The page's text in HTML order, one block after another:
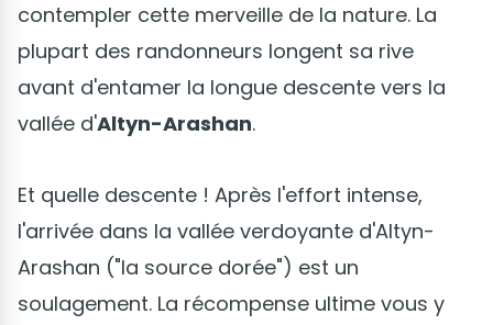
contempler cette merveille de la nature. La
plupart des randonneurs longent sa rive
avant d'entamer la longue descente vers la
vallée d'Altyn-Arashan.
Et quelle descente ! Après l'effort intense,
l'arrivée dans la vallée verdoyante d'Altyn-
Arashan ("la source dorée") est un
soulagement. La récompense ultime vous y